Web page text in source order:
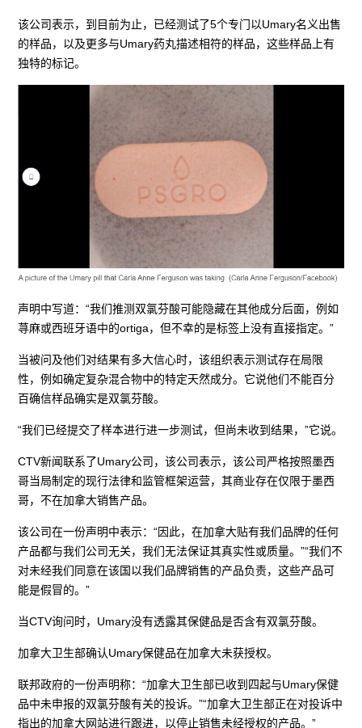
该公司表示，到目前为止，已经测试了5个专门以Umary名义出售
的样品，以及更多与Umary药丸描述相符的样品，这些样品上有
独特的标记。
声明中写道：“我们推测双氯芬酸可能隐藏在其他成分后面，例如
荨麻或西班牙语中的ortiga，但不幸的是标签上没有直接指定。”
当被问及他们对结果有多大信心时，该组织表示测试存在局限
性，例如确定复杂混合物中的特定天然成分。它说他们不能百分
百确信样品确实是双氯芬酸。
“我们已经提交了样本进行进一步测试，但尚未收到结果，”它说。
CTV新闻联系了Umary公司，该公司表示，该公司严格按照墨西
哥当局制定的现行法律和监管框架运营，其商业存在仅限于墨西
哥，不在加拿大销售产品。
该公司在一份声明中表示：“因此，在加拿大贴有我们品牌的任何
产品都与我们公司无关，我们无法保证其真实性或质量。”“我们不
对未经我们同意在该国以我们品牌销售的产品负责，这些产品可
能是假冒的。”
当CTV询问时，Umary没有透露其保健品是否含有双氯芬酸。
加拿大卫生部确认Umary保健品在加拿大未获授权。
联邦政府的一份声明称：“加拿大卫生部已收到四起与Umary保健
品中未申报的双氯芬酸有关的投诉。”“加拿大卫生部正在对投诉中
指出的加拿大网站进行跟进，以停止销售未经授权的产品。”